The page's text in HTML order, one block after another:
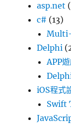
asp.net
c# (13)
Delphi
APP
iOS程式
Swift